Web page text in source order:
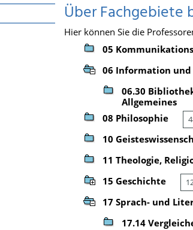
Über Fachgebiete
Hier können Sie die
05
06 Information
06.30
Allgemeines
08 Philosophie
10
11 Theologie,
15 Geschichte
17 Sprach- und
17.14